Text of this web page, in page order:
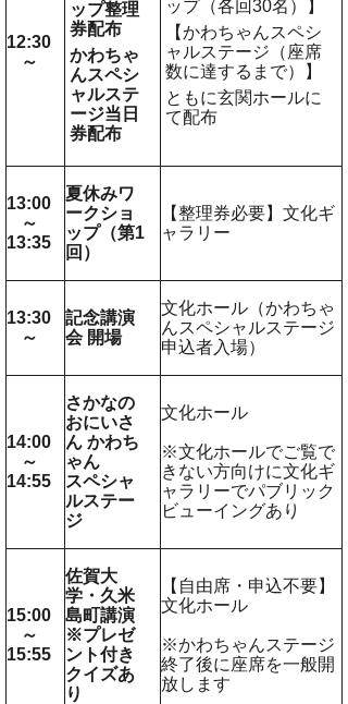
12:30
～
ップ整理
券配布
かわちゃ
んスペシ
ャルステ
ージ当日
券配布
ップ（各回30名）
】
【かわちゃんスペシ
ャルステージ（座席
数に達するまで）】
ともに玄関ホールに
て配布
13:00
～
13:35
夏休みワ
ークショ
ップ（第1
回）
【整理券必要】文化ギ
ャラリー
13:30
～
記念講演
会 開場
文化ホール（かわちゃ
んスペシャルステージ
申込者入場）
14:00
～
14:55
さかなの
おにいさ
ん かわち
ゃん
スペシャ
ルステー
ジ
文化ホール
※文化ホールでご覧で
きない方向けに文化ギ
ャラリーでパブリック
ビューイングあり
15:00
～
15:55
佐賀大
学・久米
島町講演
※プレゼ
ント付き
クイズあ
り
【自由席・申込不要】
文化ホール
※かわちゃんステージ
終了後に座席を一般開
放します